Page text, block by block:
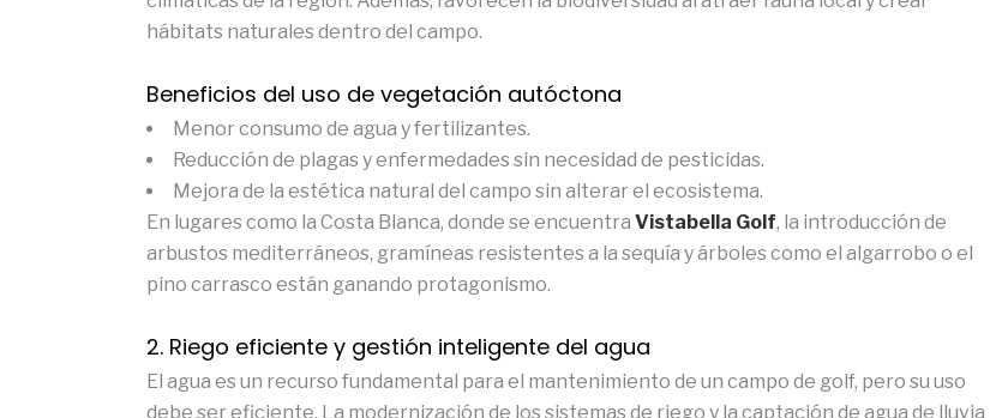
hábitats naturales dentro del campo.
Beneficios del uso de vegetación autóctona
Menor consumo de agua y fertilizantes.
Reducción de plagas y enfermedades sin necesidad de pesticidas.
Mejora de la estética natural del campo sin alterar el ecosistema.
En lugares como la Costa Blanca, donde se encuentra Vistabella Golf, la introducción de
arbustos mediterráneos, gramíneas resistentes a la sequía y árboles como el algarrobo o el
pino carrasco están ganando protagonismo.
2. Riego eficiente y gestión inteligente del agua
El agua es un recurso fundamental para el mantenimiento de un campo de golf, pero su uso
debe ser eficiente. La modernización de los sistemas de riego y la captación de agua de lluvia